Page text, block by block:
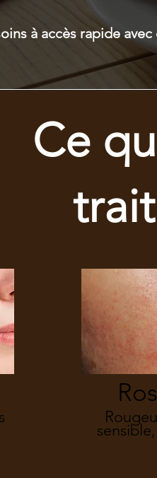
à accès rapide
Ce